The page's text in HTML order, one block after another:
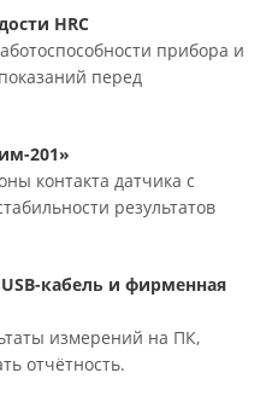
HRC
прибора и
перед
201»
контакта датчика с
результатов
кабель и фирменная
измерений на ПК,
отчётность.